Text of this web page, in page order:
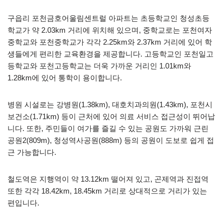
구읍리 포천금호어울림센트럴 아파트는 초등학교인 청성초등
학교가 약 2.03km 거리에 위치해 있으며, 중학교로는 포천여자
중학교와 포천중학교가 각각 2.25km와 2.37km 거리에 있어 학
생들에게 편리한 교육환경을 제공합니다. 고등학교인 포천일고
등학교와 포천고등학교는 더욱 가까운 거리인 1.01km와
1.28km에 있어 통학이 용이합니다.
병원 시설로는 강병원(1.38km), 대호치과의원(1.43km), 포천시
보건소(1.71km) 등이 근처에 있어 의료 서비스 접근성이 뛰어납
니다. 또한, 주민들이 여가를 즐길 수 있는 공원도 가까워 근린
공원2(809m), 청성역사공원(888m) 등의 공원이 도보로 쉽게 접
근 가능합니다.
철도역은 지행역이 약 13.12km 떨어져 있고, 곤제역과 진접역
또한 각각 18.42km, 18.45km 거리로 상대적으로 거리가 있는
편입니다.